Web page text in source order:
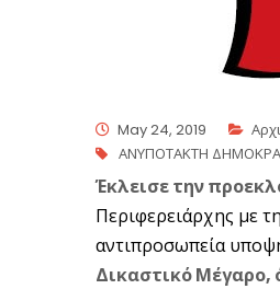
May 24, 2019
ΑΝΥΠΟΤΑΚΤΗ
Έκλεισε την
Περιφερειάρχης με
αντιπροσωπεία
Δικαστικό Μέγαρο,